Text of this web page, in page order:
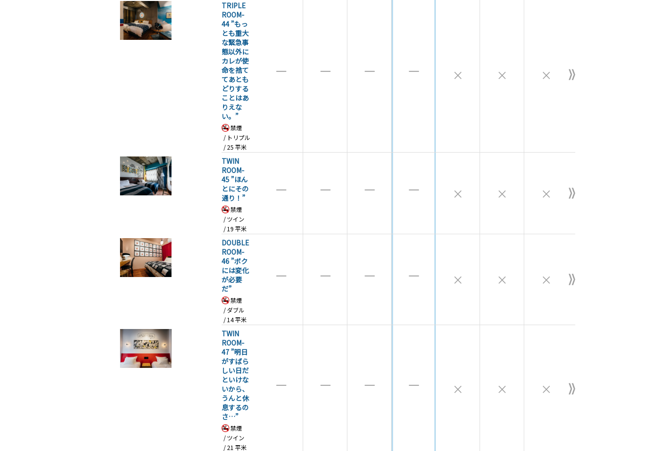
TRIPLE
ROOM-
44 ”もっ
とも重大
な緊急事
態以外に
カレが使
命を捨て
てあとも
どりする
ことはあ
りえな
い。”
禁煙
トリプル
25平米
― ― ― ― × × ×
TWIN
ROOM-
45 ”ほん
とにその
通り！”
禁煙
ツイン
19平米
― ― ― ― × × ×
DOUBLE
ROOM-
46 ”ボク
には変化
が必要
だ”
禁煙
ダブル
14平米
― ― ― ― × × ×
TWIN
ROOM-
47 ”明日
がすばら
しい日だ
といけな
いから、
うんと休
息するの
さ…”
禁煙
ツイン
21平米
― ― ― ― × × ×